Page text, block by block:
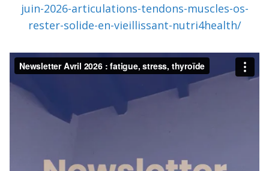
juin-2026-articulations-tendons-muscles-os-
rester-solide-en-vieillissant-nutri4health/